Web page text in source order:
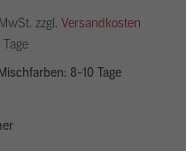
zzgl. Versandkosten
8-10 Tage